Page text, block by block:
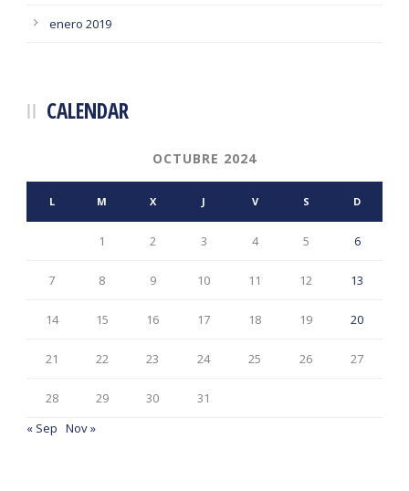
enero 2019
CALENDAR
OCTUBRE 2024
L M X J V S D
1 2 3 4 5 6
7 8 9 10 11 12 13
14 15 16 17 18 19 20
21 22 23 24 25 26 27
28 29 30
31
« Sep Nov »